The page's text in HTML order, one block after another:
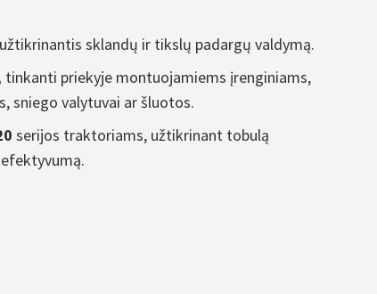
sklandų ir tikslų padargų valdymą.
tinkanti priekyje montuojamiems įrenginiams,
sniego valytuvai ar šluotos.
serijos traktoriams, užtikrinant tobulą